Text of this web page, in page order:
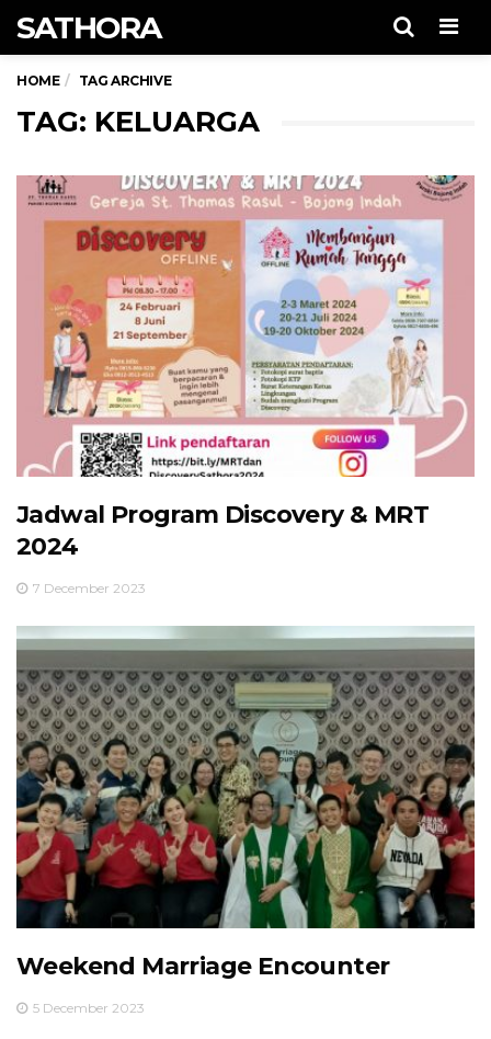
SATHORA
HOME TAG ARCHIVE
TAG: KELUARGA
Jadwal Program Discovery & MRT
2024
7 December 2023
Weekend Marriage Encounter
5 December 2023